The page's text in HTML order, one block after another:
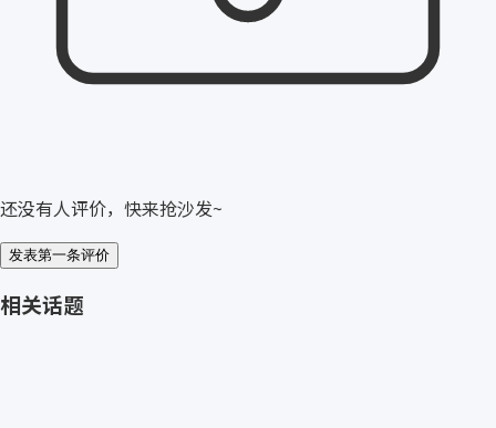
还没有人评价，快来抢沙发~
发表第一条评价
相关话题